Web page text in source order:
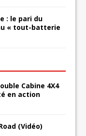
: le pari du
« tout-batterie
Cabine 4X4
en action
(Vidéo)